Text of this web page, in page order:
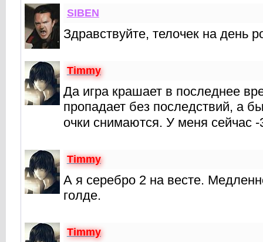
SIBEN
Здравствуйте, телочек на день
Timmy
Да игра крашает в последнее
пропадает без последствий, а
очки снимаются. У меня сейчас
Timmy
А я серебро 2 на весте.
голде.
Timmy